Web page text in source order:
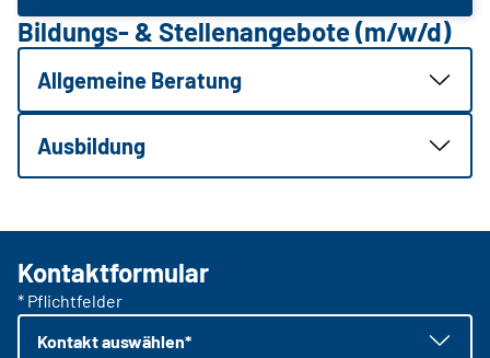
Bildungs- & Stellenangebote (m/w/d)
Allgemeine Beratung
Ausbildung
Kontaktformular
* Pflichtfelder
Kontakt auswählen*